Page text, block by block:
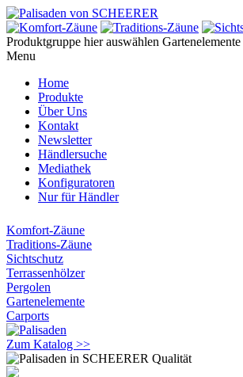
Produktgruppe hier auswählen Gartenelemente
Menu
Home
Produkte
Über Uns
Kontakt
Newsletter
Händlersuche
Mediathek
Konfiguratoren
Nur für Händler
Komfort-Zäune
Traditions-Zäune
Sichtschutz
Terrassenhölzer
Pergolen
Gartenelemente
Carports
Zum Katalog >>